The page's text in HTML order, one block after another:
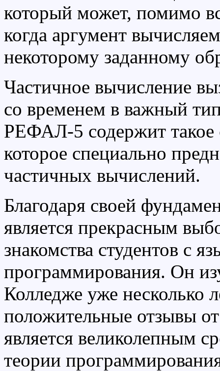
который может, помимо
когда аргумент
некоторому заданному
Частичное вычисление
со временем в важный
РЕФАЛ-5 содержит такое
которое специально
частичных вычислений.
Благодаря своей
является прекрасным
знакомства студентов с
программирования. Он
Колледже уже несколько
положительные отзывы
является великолепным
теории